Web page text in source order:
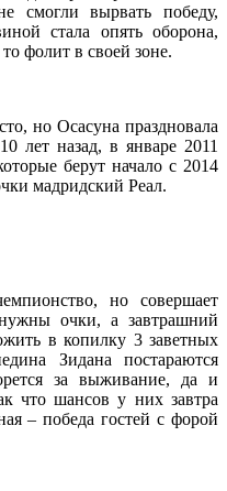
смогли вырвать победу,
стала опять оборона,
фолит в своей зоне.
но Осасуна праздновала
лет назад, в январе 2011
берут начало с 2014
мадридский Реал.
но совершает
очки, а завтрашний
в копилку 3 заветных
Зидана постараются
за выживание, да и
что шансов у них завтра
– победа гостей с форой